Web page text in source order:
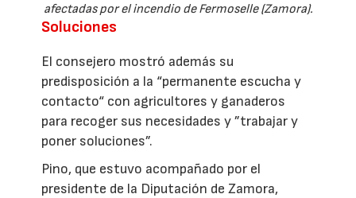
afectadas por el incendio de Fermoselle (Zamora).
Soluciones
El consejero mostró además su
predisposición a la “permanente escucha y
contacto“ con agricultores y ganaderos
para recoger sus necesidades y ”trabajar y
poner soluciones”.
Pino, que estuvo acompañado por el
presidente de la Diputación de Zamora,